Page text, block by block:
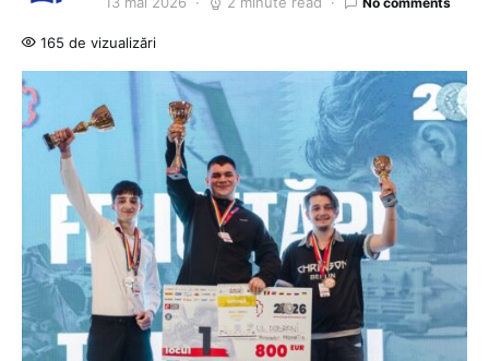
165 de vizualizări